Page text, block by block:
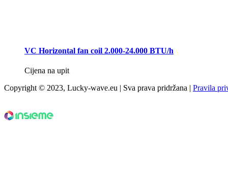
VC Horizontal fan coil 2.000-24.000 BTU/h
Cijena na upit
Copyright © 2023, Lucky-wave.eu | Sva prava pridržana | Pravila